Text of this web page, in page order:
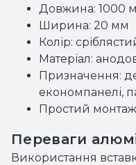
Довжина: 1000
Ширина: 20 мм
Колір:
Матеріал:
Призначення:
економпанелі,
Простий
Переваги
Використання